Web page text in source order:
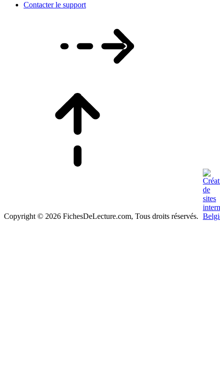
Contacter le support
Copyright © 2026 FichesDeLecture.com, Tous droits réservés.